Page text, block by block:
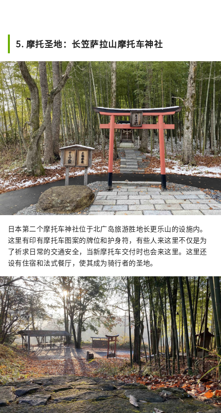
5. 摩托圣地：长笠萨拉山摩托车神社
日本第二个摩托车神社位于北广岛旅游胜地长更乐山的设施内。
这里有印有摩托车图案的牌位和护身符，有些人来这里不仅是为
了祈求日常的交通安全，当新摩托车交付时也会来这里。这里还
设有住宿和法式餐厅，使其成为骑行者的圣地。